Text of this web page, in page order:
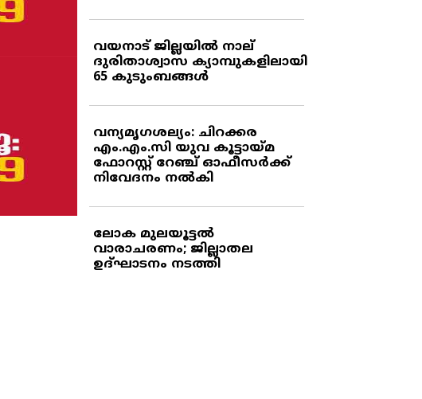
വയനാട് ജില്ലയില്‍ നാല്
ദുരിതാശ്വാസ ക്യാമ്പുകളിലായി
65 കുടുംബങ്ങള്‍
വന്യമൃഗശല്യം: ചിറക്കര
എം.എം.സി യുവ കൂട്ടായ്മ
ഫോറസ്റ്റ് റേഞ്ച് ഓഫീസര്‍ക്ക്
നിവേദനം നല്‍കി
ലോക മുലയൂട്ടല്‍
വാരാചരണം; ജില്ലാതല
ഉദ്ഘാടനം നടത്തി